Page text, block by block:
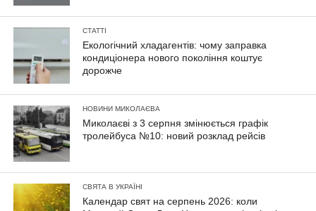
СТАТТІ
Екологічний хладагентів: чому заправка
кондиціонера нового покоління коштує
дорожче
НОВИНИ МИКОЛАЄВА
Миколаєві з 3 серпня змінюється графік
тролейбуса №10: новий розклад рейсів
СВЯТА В УКРАЇНІ
Календар свят на серпень 2026: коли